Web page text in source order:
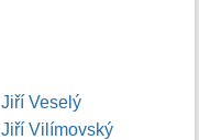
Jiří Veselý
Jiří Vilímovský